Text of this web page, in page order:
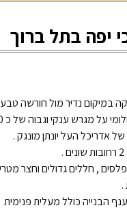
יפה בתל ברוך
במיקום נדיר מול חורשה
על מגרש ענקי וגבוה של כ 600 מ"ר
אדריכל העל יונתן מונגק .
בנוי ב 3 מפלסים , חללים גדולים
.
הבנייה כולל מעלית פנימית